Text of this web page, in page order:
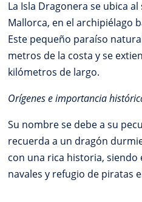
La Isla Dragonera se ubica
Mallorca, en el archipiélago
Este pequeño paraíso
metros de la costa y se
kilómetros de largo.
Orígenes e importancia
Su nombre se debe a su
recuerda a un dragón
con una rica historia, siendo
navales y refugio de piratas